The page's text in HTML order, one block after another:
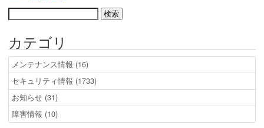
カテゴリ
メンテナンス情報 (16)
セキュリティ情報 (1733)
お知らせ (31)
障害情報 (10)